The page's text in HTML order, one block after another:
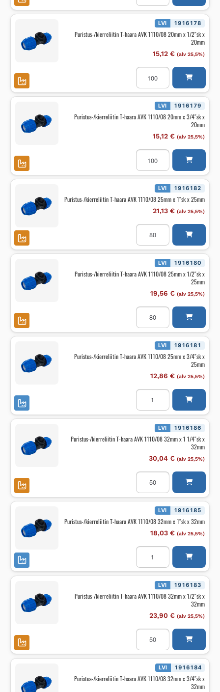
AVK
1110/08
16mm
3/4"sk
määrä
LVI 1916178
Puristus-/kierreliitin T-haara AVK 1110/08 20mm x 1/2″sk x
20mm
15,12 € (alv 25,5%)
Puristus-/kierreliitin
haara
AVK
1110/08
20mm
1/2"sk
määrä
LVI 1916179
Puristus-/kierreliitin T-haara AVK 1110/08 20mm x 3/4″sk x
20mm
15,12 € (alv 25,5%)
Puristus-/kierreliitin
haara
AVK
1110/08
20mm
3/4"sk
20mm
LVI 1916182
Puristus-/kierreliitin T-haara AVK 1110/08 25mm x 1″sk x 25mm
21,13 € (alv 25,5%)
Puristus-/kierreliitin
AVK
1110/08
25mm
1"sk
määrä
LVI 1916180
Puristus-/kierreliitin T-haara AVK 1110/08 25mm x 1/2″sk x
25mm
19,56 € (alv 25,5%)
Puristus-/kierreliitin
AVK
1110/08
25mm
1/2"sk
määrä
LVI 1916181
Puristus-/kierreliitin T-haara AVK 1110/08 25mm x 3/4″sk x
25mm
12,86 € (alv 25,5%)
Puristus-/kierreliitin
AVK
1110/08
25mm
3/4"sk
määrä
LVI 1916186
Puristus-/kierreliitin T-haara AVK 1110/08 32mm x 1 1/4″sk x
32mm
30,04 € (alv 25,5%)
Puristus-/kierreliitin
AVK
1110/08
32mm
1
1/4"sk
määrä
LVI 1916185
Puristus-/kierreliitin T-haara AVK 1110/08 32mm x 1″sk x 32mm
18,03 € (alv 25,5%)
Puristus-/kierreliitin
AVK
1110/08
32mm
1"sk
määrä
LVI 1916183
Puristus-/kierreliitin T-haara AVK 1110/08 32mm x 1/2″sk x
32mm
23,90 € (alv 25,5%)
Puristus-/kierreliitin
AVK
1110/08
32mm
1/2"sk
LVI 1916184
Puristus-/kierreliitin T-haara AVK 1110/08 32mm x 3/4″sk x
32mm